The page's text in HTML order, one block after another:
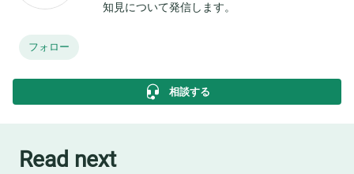
知見について発信します。
フォロー
相談する
Read next